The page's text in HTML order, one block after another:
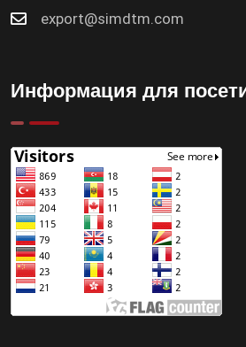
export@simdtm.com
Информация для